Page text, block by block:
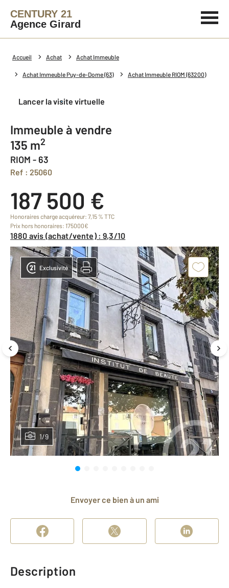
CENTURY 21
Agence Girard
Accueil Achat Achat Immeuble
Achat Immeuble Puy-de-Dome (63) Achat Immeuble RIOM (63200)
Lancer la visite virtuelle
Immeuble à vendre
135 m2
RIOM - 63
Ref : 25060
187 500 €
Honoraires charge acquéreur: 7,15 % TTC
Prix hors honoraires: 175000€
1880 avis (achat/vente) : 9,3/10
1/9
Exclusivité
Envoyer ce bien à un ami
Description